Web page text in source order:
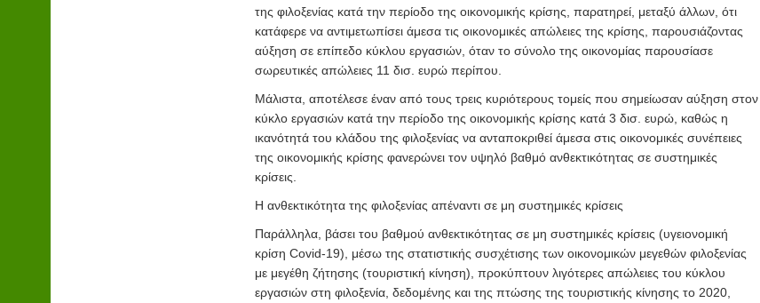
της φιλοξενίας κατά την περίοδο της οικονομικής κρίσης, παρατηρεί, μεταξύ άλλων, ότι
κατάφερε να αντιμετωπίσει άμεσα τις οικονομικές απώλειες της κρίσης, παρουσιάζοντας
αύξηση σε επίπεδο κύκλου εργασιών, όταν το σύνολο της οικονομίας παρουσίασε
σωρευτικές απώλειες 11 δισ. ευρώ περίπου.
Μάλιστα, αποτέλεσε έναν από τους τρεις κυριότερους τομείς που σημείωσαν αύξηση στον
κύκλο εργασιών κατά την περίοδο της οικονομικής κρίσης κατά 3 δισ. ευρώ, καθώς η
ικανότητά του κλάδου της φιλοξενίας να ανταποκριθεί άμεσα στις οικονομικές συνέπειες
της οικονομικής κρίσης φανερώνει τον υψηλό βαθμό ανθεκτικότητας σε συστημικές
κρίσεις.
Η ανθεκτικότητα της φιλοξενίας απέναντι σε μη συστημικές κρίσεις
Παράλληλα, βάσει του βαθμού ανθεκτικότητας σε μη συστημικές κρίσεις (υγειονομική
κρίση Covid-19), μέσω της στατιστικής συσχέτισης των οικονομικών μεγεθών φιλοξενίας
με μεγέθη ζήτησης (τουριστική κίνηση), προκύπτουν λιγότερες απώλειες του κύκλου
εργασιών στη φιλοξενία, δεδομένης και της πτώσης της τουριστικής κίνησης το 2020,